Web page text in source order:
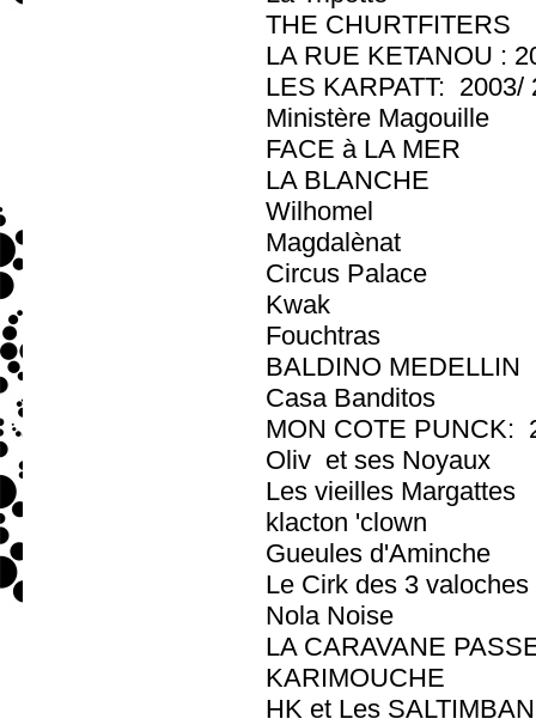
THE CHURTFITERS
LA RUE KETANOU :
LES KARPATT: 2003/
Ministère Magouille
FACE à LA MER
LA BLANCHE
Wilhomel
Magdalènat
Circus Palace
Kwak
Fouchtras
BALDINO MEDELLIN
Casa Banditos
MON COTE PUNCK:
Oliv et ses Noyaux
Les vieilles Margattes
klacton 'clown
Gueules d'Aminche
Le Cirk des 3 valoches
Nola Noise
LA CARAVANE
KARIMOUCHE
HK et Les